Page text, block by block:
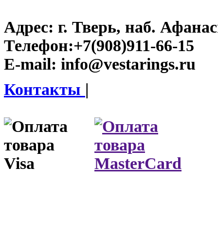
Адрес: г. Тверь, наб.
Телефон:+7(908)911-66-15
E-mail: info@vestarings.ru
Контакты |